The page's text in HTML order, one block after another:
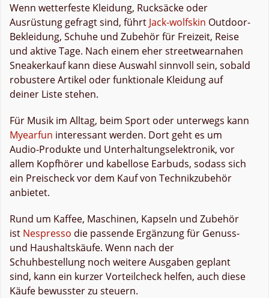
Wenn wetterfeste Kleidung, Rucksäcke oder
Ausrüstung gefragt sind, führt Jack-wolfskin Outdoor-
Bekleidung, Schuhe und Zubehör für Freizeit, Reise
und aktive Tage. Nach einem eher streetwearnahen
Sneakerkauf kann diese Auswahl sinnvoll sein, sobald
robustere Artikel oder funktionale Kleidung auf
deiner Liste stehen.
Für Musik im Alltag, beim Sport oder unterwegs kann
Myearfun interessant werden. Dort geht es um
Audio-Produkte und Unterhaltungselektronik, vor
allem Kopfhörer und kabellose Earbuds, sodass sich
ein Preischeck vor dem Kauf von Technikzubehör
anbietet.
Rund um Kaffee, Maschinen, Kapseln und Zubehör
ist Nespresso die passende Ergänzung für Genuss-
und Haushaltskäufe. Wenn nach der
Schuhbestellung noch weitere Ausgaben geplant
sind, kann ein kurzer Vorteilcheck helfen, auch diese
Käufe bewusster zu steuern.